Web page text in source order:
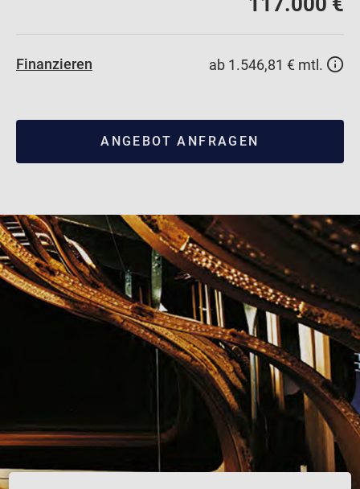
Finanzieren ab 1.546,81 € mtl.
ANGEBOT ANFRAGEN